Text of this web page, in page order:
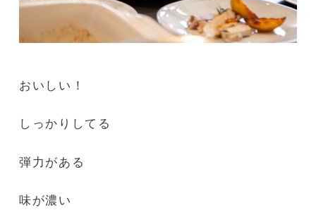
おいしい！
しっかりしてる
弾力がある
味が濃い